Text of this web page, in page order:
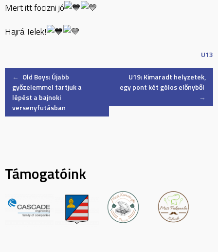
Mert itt focizni jó
Hajrá Telek!
U13
Post
navigation
← Old Boys: Újabb
győzelemmel tartjuk a
lépést a bajnoki
versenyfutásban
U19: Kimaradt helyzetek,
egy pont két gólos előnyből
→
Támogatóink